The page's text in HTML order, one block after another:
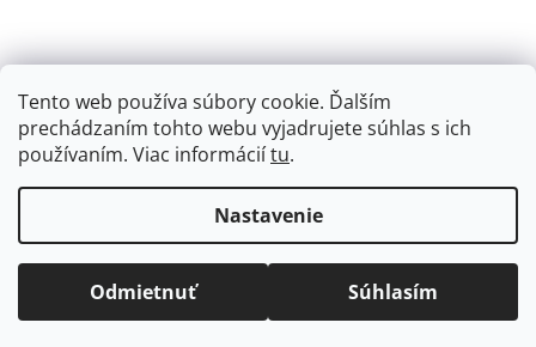
Tento web používa súbory cookie. Ďalším
prechádzaním tohto webu vyjadrujete súhlas s ich
používaním. Viac informáciítu.
Nastavenie
Odmietnuť Súhlasím
Vytvoril Shoptet&Jakub Grác
Copyright 2026BAJKSHOP . Všetky práva vyhradené.